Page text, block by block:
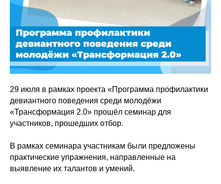
29 июля в рамках проекта «Программа профилактики
девиантного поведения среди молодёжи
«Трансформация 2.0» прошёл семинар для
участников, прошедших отбор.
В рамках семинара участникам были предложены
практические упражнения, направленные на
выявление их талантов и умений.